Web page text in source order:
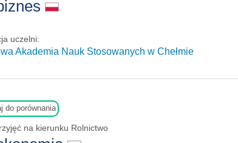
uczelni:
Akademia Nauk Stosowanych w Chełmie
do porównania
na kierunku Rolnictwo